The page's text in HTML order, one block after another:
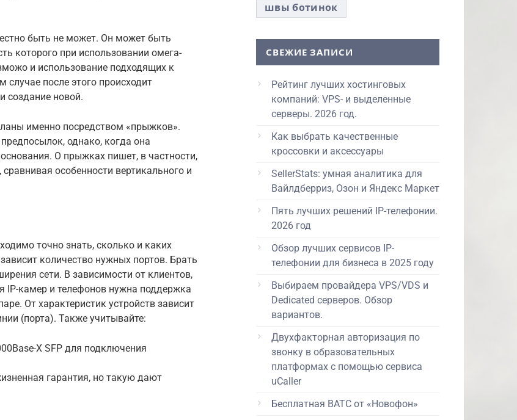
быть не может. Он может быть
которого при использовании омега-
и использование подходящих к
после этого происходит
создание новой.
именно посредством «прыжков».
однако, когда она
О прыжках пишет, в частности,
особенности вертикального и
точно знать, сколько и каких
количество нужных портов. Брать
сети. В зависимости от клиентов,
IP-камер и телефонов нужна поддержка
От характеристик устройств зависит
(порта). Также учитывайте:
X SFP для подключения
гарантия, но такую дают
швы ботинок
СВЕЖИЕ ЗАПИСИ
Рейтинг лучших хостинговых
компаний: VPS- и выделенные
серверы. 2026 год.
Как выбрать качественные
кроссовки и аксессуары
SellerStats: умная аналитика для
Вайлдберриз, Озон и Яндекс Маркет
Пять лучших решений IP-телефонии.
2026 год
Обзор лучших сервисов IP-
телефонии для бизнеса в 2025 году
Выбираем провайдера VPS/VDS и
Dedicated серверов. Обзор
вариантов.
Двухфакторная авторизация по
звонку в образовательных
платформах с помощью сервиса
uCaller
Бесплатная ВАТС от «Новофон»